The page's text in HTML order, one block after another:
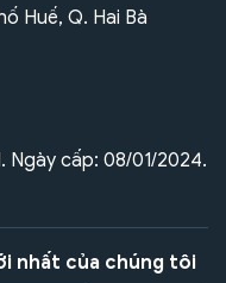
Huế, Q. Hai Bà
Ngày cấp: 08/01/2024.
nhất của chúng tôi